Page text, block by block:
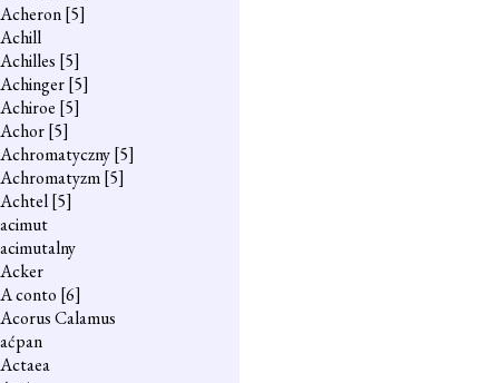
Acheron[5]
Achill
Achilles [5]
Achinger[5]
Achiroe [5]
Achor[5]
Achromatyczny[5]
Achromatyzm[5]
Achtel[5]
acimut
acimutalny
Acker
A conto [6]
Acorus Calamus
aćpan
Actaea